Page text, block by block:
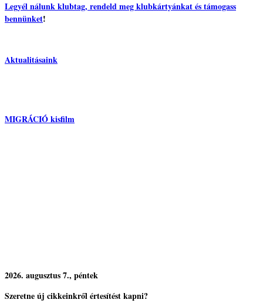
Legyél nálunk klubtag, rendeld meg klubkártyánkat és támogass
bennünket!
Aktualitásaink
MIGRÁCIÓ kisfilm
2026. augusztus 7., péntek
Szeretne új cikkeinkről értesítést kapni?